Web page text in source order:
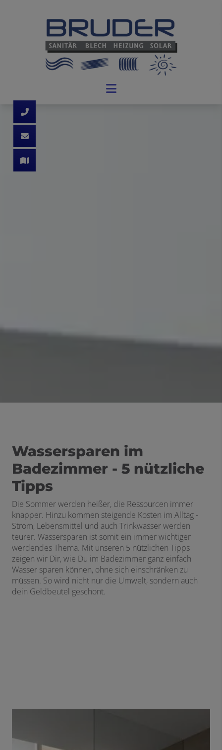
Wassersparen im
Badezimmer - 5 nützliche
Tipps
Die Sommer werden heißer, die Ressourcen immer
knapper. Hinzu kommen steigende Kosten im Alltag -
Strom, Lebensmittel und auch Trinkwasser werden
teurer. Wassersparen ist somit ein immer wichtiger
werdendes Thema. Mit unseren 5 nützlichen Tipps
zeigen wir Dir, wie Du im Badezimmer ganz einfach
Wasser sparen können, ohne sich einschränken zu
müssen. So wird nicht nur die Umwelt, sondern auch
dein Geldbeutel geschont.